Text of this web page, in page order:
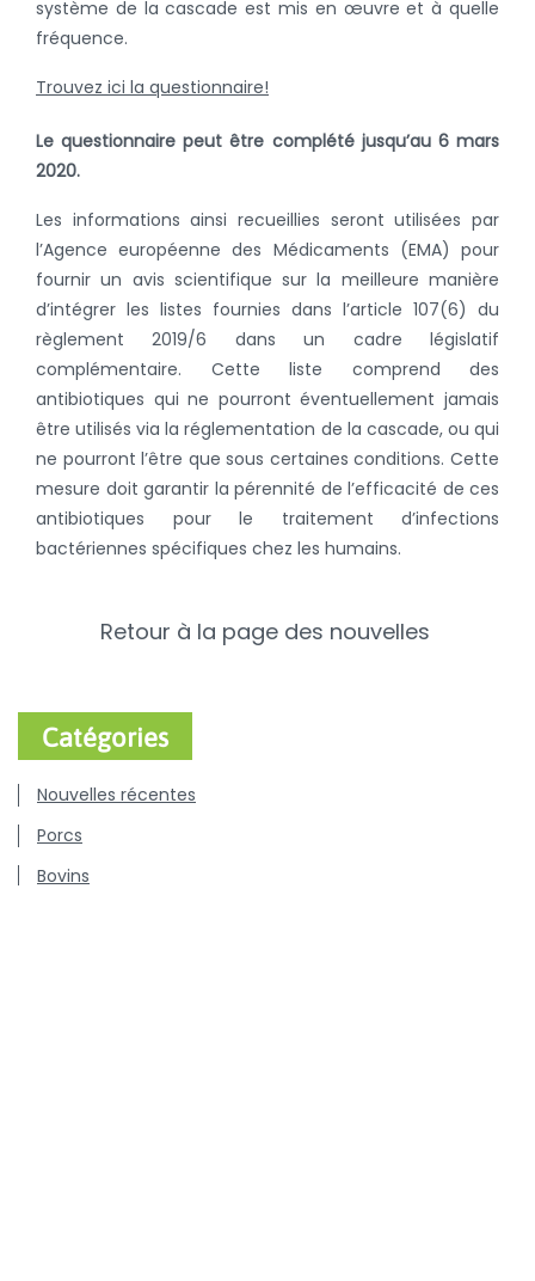
système de la cascade est mis en œuvre et à quelle
fréquence.
Trouvez ici la questionnaire!
Le questionnaire peut être complété jusqu’au 6 mars
2020.
Les informations ainsi recueillies seront utilisées par
l’Agence européenne des Médicaments (EMA) pour
fournir un avis scientifique sur la meilleure manière
d’intégrer les listes fournies dans l’article 107(6) du
règlement 2019/6 dans un cadre législatif
complémentaire. Cette liste comprend des
antibiotiques qui ne pourrontéventuellementjamais
être utilisés via la réglementation de la cascade, ou qui
ne pourront l’être que sous certaines conditions. Cette
mesure doit garantir la pérennité de l’efficacité de ces
antibiotiques pour le traitement d’infections
bactériennes spécifiques chez les humains.
Retour à la page des nouvelles
Catégories
Nouvelles récentes
Porcs
Bovins